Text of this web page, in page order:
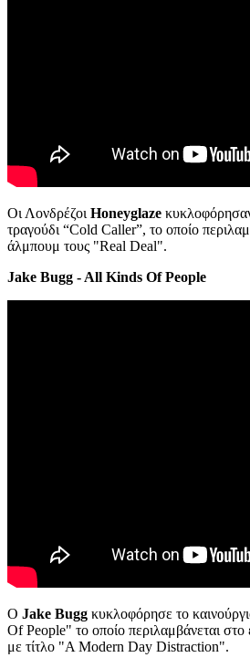
Οι Λονδρέζοι Honeyglaze
τραγούδι “Cold Caller”, το οποίο
άλμπουμ τους "Real Deal".
Jake Bugg - All Kinds Of People
Ο Jake Bugg κυκλοφόρησε το
Of People" το οποίο περιλαμβάνεται
με τίτλο "A Modern Day Distraction".